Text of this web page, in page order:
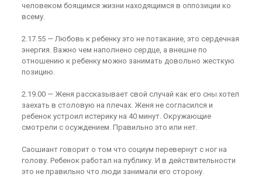
человеком боящимся жизни находящимся в оппозиции ко
всему.
2.17.55 — Любовь к ребенку это не потакание, это сердечная
энергия. Важно чем наполнено сердце, а внешне по
отношению к ребенку можно занимать довольно жесткую
позицию.
2.19.00 — Женя рассказывает свой случай как его сны хотел
заехать в столовую на плечах. Женя не согласился и
ребенок устроил истерику на 40 минут. Окружающие
смотрели с осуждением. Правильно это или нет.
Саошиант говорит о том что социум перевернут с ног на
голову. Ребенок работал на публику. И в действительности
это не правильно что люди занимали его сторону.